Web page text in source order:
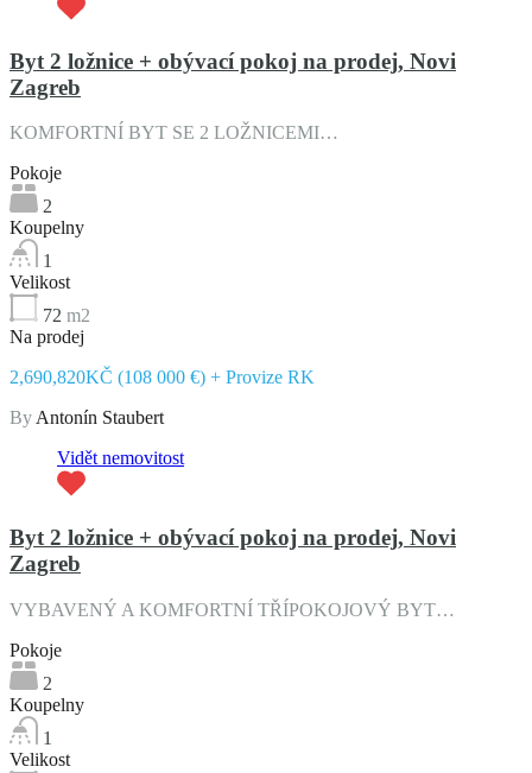
Byt 2 ložnice + obývací pokoj na prodej, Novi
Zagreb
KOMFORTNÍ BYT SE 2 LOŽNICEMI…
Pokoje
2
Koupelny
1
Velikost
72 m2
Na prodej
2,690,820KČ (108 000 €) + Provize RK
By Antonín Staubert
Vidět nemovitost
Byt 2 ložnice + obývací pokoj na prodej, Novi
Zagreb
VYBAVENÝ A KOMFORTNÍ TŘÍPOKOJOVÝ BYT…
Pokoje
2
Koupelny
1
Velikost